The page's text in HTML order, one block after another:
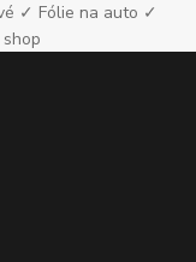
✓ Fólie na auto ✓